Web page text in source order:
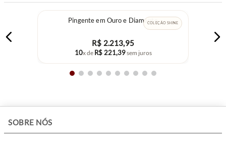
COLEÇÃO SHINE
Pingente em Ouro e Diamante
R$ 2.213,95
10x de R$ 221,39sem juros
SOBRE NÓS